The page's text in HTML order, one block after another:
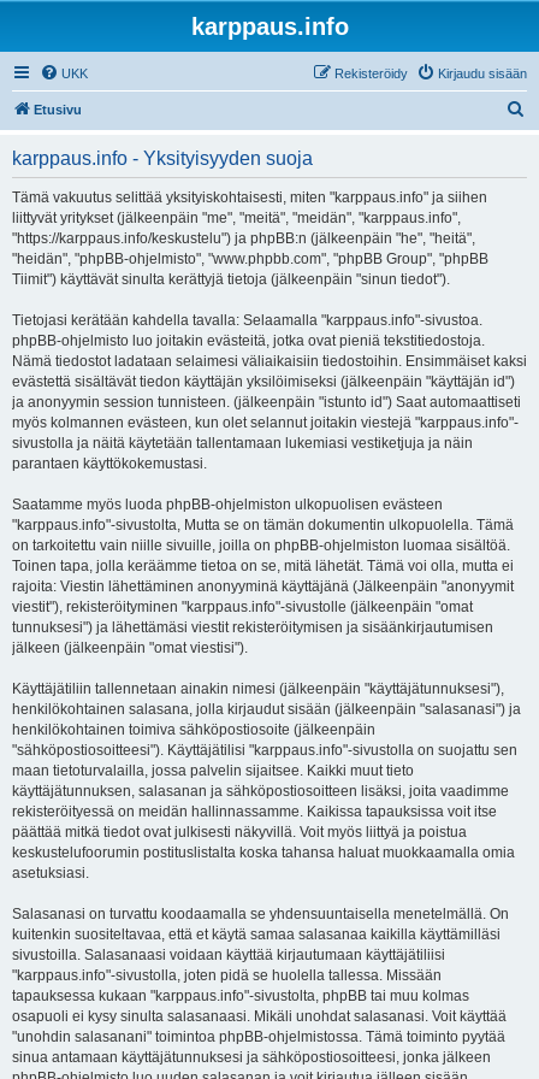
karppaus.info
UKK Kirjaudu sisään
Rekisteröidy
Etusivu
karppaus.info - Yksityisyyden suoja
Tämä vakuutus selittää yksityiskohtaisesti, miten "karppaus.info" ja siihen
liittyvät yritykset (jälkeenpäin "me", "meitä", "meidän", "karppaus.info",
"https://karppaus.info/keskustelu") ja phpBB:n (jälkeenpäin "he", "heitä",
"heidän", "phpBB-ohjelmisto", "www.phpbb.com", "phpBB Group", "phpBB
Tiimit") käyttävät sinulta kerättyjä tietoja (jälkeenpäin "sinun tiedot").
Tietojasi kerätään kahdella tavalla: Selaamalla "karppaus.info"-sivustoa.
phpBB-ohjelmisto luo joitakin evästeitä, jotka ovat pieniä tekstitiedostoja.
Nämä tiedostot ladataan selaimesi väliaikaisiin tiedostoihin. Ensimmäiset kaksi
evästettä sisältävät tiedon käyttäjän yksilöimiseksi (jälkeenpäin "käyttäjän id")
ja anonyymin session tunnisteen. (jälkeenpäin "istunto id") Saat automaattiseti
myös kolmannen evästeen, kun olet selannut joitakin viestejä "karppaus.info"-
sivustolla ja näitä käytetään tallentamaan lukemiasi vestiketjuja ja näin
parantaen käyttökokemustasi.
Saatamme myös luoda phpBB-ohjelmiston ulkopuolisen evästeen
"karppaus.info"-sivustolta, Mutta se on tämän dokumentin ulkopuolella. Tämä
on tarkoitettu vain niille sivuille, joilla on phpBB-ohjelmiston luomaa sisältöä.
Toinen tapa, jolla keräämme tietoa on se, mitä lähetät. Tämä voi olla, mutta ei
rajoita: Viestin lähettäminen anonyyminä käyttäjänä (Jälkeenpäin "anonyymit
viestit"), rekisteröityminen "karppaus.info"-sivustolle (jälkeenpäin "omat
tunnuksesi") ja lähettämäsi viestit rekisteröitymisen ja sisäänkirjautumisen
jälkeen (jälkeenpäin "omat viestisi").
Käyttäjätiliin tallennetaan ainakin nimesi (jälkeenpäin "käyttäjätunnuksesi"),
henkilökohtainen salasana, jolla kirjaudut sisään (jälkeenpäin "salasanasi") ja
henkilökohtainen toimiva sähköpostiosoite (jälkeenpäin
"sähköpostiosoitteesi"). Käyttäjätilisi "karppaus.info"-sivustolla on suojattu sen
maan tietoturvalailla, jossa palvelin sijaitsee. Kaikki muut tieto
käyttäjätunnuksen, salasanan ja sähköpostiosoitteen lisäksi, joita vaadimme
rekisteröityessä on meidän hallinnassamme. Kaikissa tapauksissa voit itse
päättää mitkä tiedot ovat julkisesti näkyvillä. Voit myös liittyä ja poistua
keskustelufoorumin postituslistalta koska tahansa haluat muokkaamalla omia
asetuksiasi.
Salasanasi on turvattu koodaamalla se yhdensuuntaisella menetelmällä. On
kuitenkin suositeltavaa, että et käytä samaa salasanaa kaikilla käyttämilläsi
sivustoilla. Salasanaasi voidaan käyttää kirjautumaan käyttäjätiliisi
"karppaus.info"-sivustolla, joten pidä se huolella tallessa. Missään
tapauksessa kukaan "karppaus.info"-sivustolta, phpBB tai muu kolmas
osapuoli ei kysy sinulta salasanaasi. Mikäli unohdat salasanasi. Voit käyttää
"unohdin salasanani" toimintoa phpBB-ohjelmistossa. Tämä toiminto pyytää
sinua antamaan käyttäjätunnuksesi ja sähköpostiosoitteesi, jonka jälkeen